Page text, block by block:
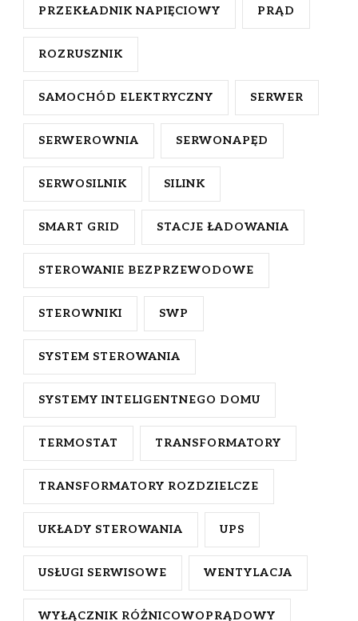
PRZEKŁADNIK NAPIĘCIOWY PRĄD
ROZRUSZNIK
SAMOCHÓD ELEKTRYCZNY SERWER
SERWEROWNIA SERWONAPĘD
SERWOSILNIK SILINK
SMART GRID STACJE ŁADOWANIA
STEROWANIE BEZPRZEWODOWE
STEROWNIKI SWP
SYSTEM STEROWANIA
SYSTEMY INTELIGENTNEGO DOMU
TERMOSTAT TRANSFORMATORY
TRANSFORMATORY ROZDZIELCZE
UKŁADY STEROWANIA UPS
USŁUGI SERWISOWE WENTYLACJA
WYŁĄCZNIK RÓŻNICOWOPRĄDOWY